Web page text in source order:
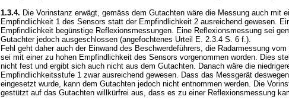
1.3.4. Die Vorinstanz erwägt, gemäss dem Gutachten wäre die Messung auch mit
Empfindlichkeit 1 des Sensors statt der Empfindlichkeit 2 ausreichend gewesen.
Empfindlichkeit begünstige Reflexionsmessungen. Eine Reflexionsmessung sei
Gutachter jedoch ausgeschlossen (angefochtenes Urteil E. 2.3.4 S. 6 f.).
Fehl geht daher auch der Einwand des Beschwerdeführers, die Radarmessung
sei mit einer zu hohen Empfindlichkeit des Sensors vorgenommen worden. Dies
nicht fest und ergibt sich auch nicht aus dem Gutachten. Danach wäre die
Empfindlichkeitsstufe 1 zwar ausreichend gewesen. Dass das Messgerät
eingesetzt wurde, kann dem Gutachten jedoch nicht entnommen werden. Die
gestützt auf das Gutachten willkürfrei aus, dass es zu einer Reflexionsmessung